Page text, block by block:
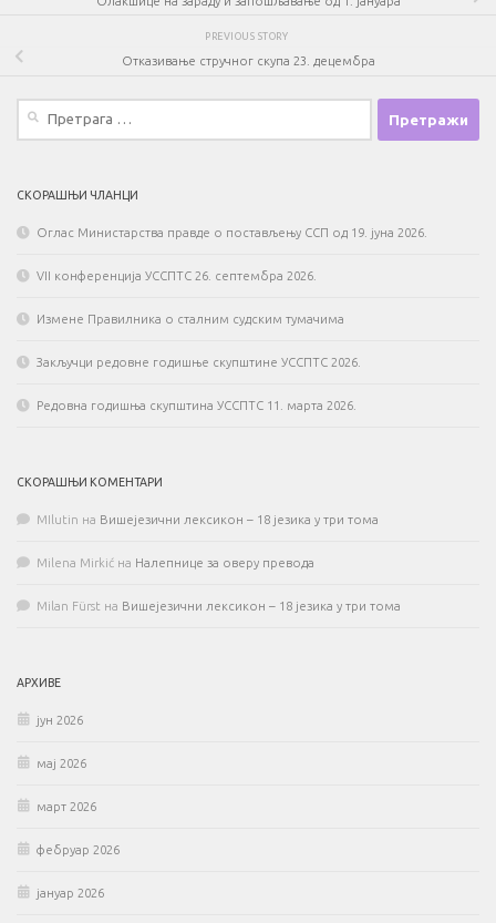
PREVIOUS STORY
Отказивање стручног скупа 23. децембра
СКОРАШЊИ ЧЛАНЦИ
Оглас Министарства правде о постављењу ССП од 19. јуна 2026.
VII конференција УССПТС 26. септембра 2026.
Измене Правилника о сталним судским тумачима
Закључци редовне годишње скупштине УССПТС 2026.
Редовна годишња скупштина УССПТС 11. марта 2026.
СКОРАШЊИ КОМЕНТАРИ
MIlutin на Вишејезични лексикон – 18 језика у три тома
Milena Mirkić на Налепнице за оверу превода
Milan Fürst на Вишејезични лексикон – 18 језика у три тома
АРХИВЕ
јун 2026
мај 2026
март 2026
фебруар 2026
јануар 2026